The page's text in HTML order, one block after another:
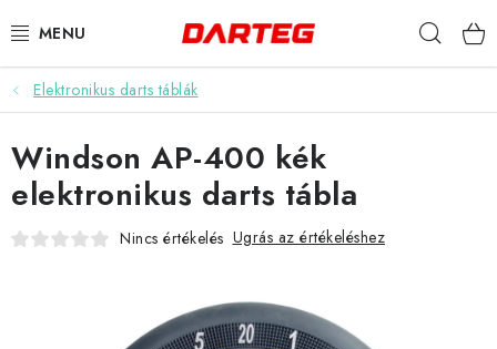
tartalomhoz
DARTS
DARTS TÁBLÁK
TARTOZÉKOK A TÁBLÁKHOZ
Elektronikus darts táblák
Windson AP-400 kék
elektronikus darts tábla
Nincs értékelés Ugrás az értékeléshez